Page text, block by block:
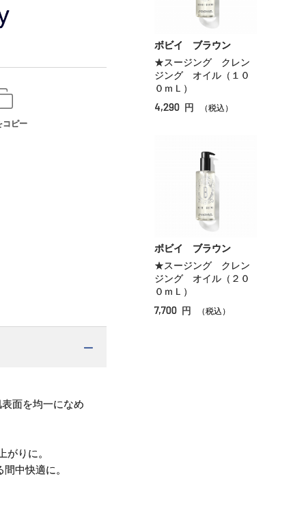
コピー
面を均一になめ
りに。
中快適に。
ボビイ ブラウン
★スージング クレン
ジング オイル（１０
０ｍＬ）
4,290 円 （税込）
ボビイ ブラウン
★スージング クレン
ジング オイル（２０
０ｍＬ）
7,700 円 （税込）